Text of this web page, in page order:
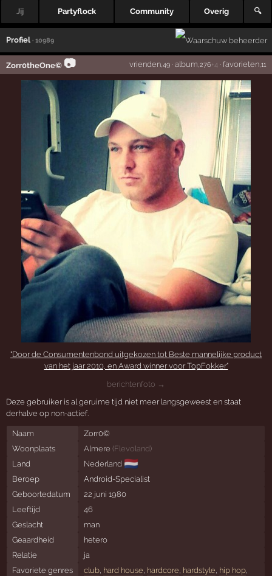
Jij Partyflock Community Overig 🔍
Profiel · 10989
Zorr0theOne© 📷 vrienden,49· album ,276 +4 · favorieten,11
"Door de Consumentenbond uitgekozen tot Beste mannelijke product
van het jaar 2010, en Award winner voor TopFokker"
berichtenfoto →
Deze gebruiker is al geruime tijd niet meer langsgeweest en staat
derhalve op non-actief.
Naam
Zorr0©
Woonplaats
Almere (Flevoland)
Land
Nederland 🇳🇱
Beroep
Android-Specialist
Geboortedatum
22 juni 1980
Leeftijd
46
Geslacht
man
Geaardheid
hetero
Relatie
ja
Favoriete genres
club, hard house, hardcore, hardstyle, hip hop,